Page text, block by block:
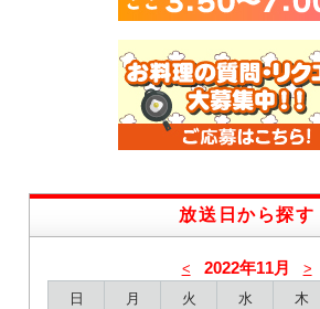
放送日から探す
< 2022年11月
>
日
月 火 水 木